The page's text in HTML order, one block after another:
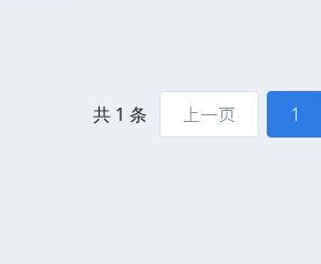
共 1 条 上一页 1